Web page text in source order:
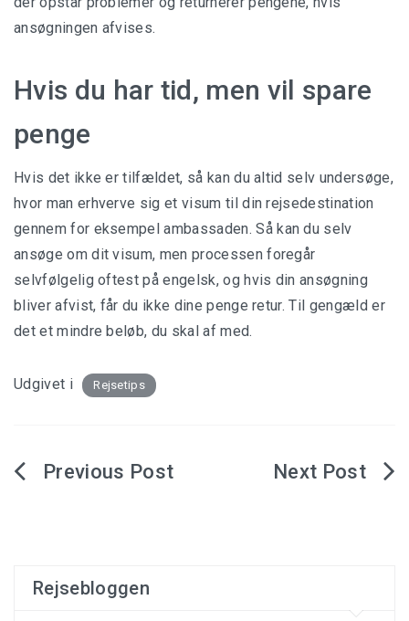
ansøgningen afvises.
Hvis du har tid, men vil spare
penge
Hvis det ikke er tilfældet, så kan du altid selv undersøge,
hvor man erhverve sig et visum til din rejsedestination
gennem for eksempel ambassaden. Så kan du selv
ansøge om dit visum, men processen foregår
selvfølgelig oftest på engelsk, og hvis din ansøgning
bliver afvist, får du ikke dine penge retur. Til gengæld er
det et mindre beløb, du skal af med.
Udgivet i Rejsetips
Indlægsnavigation
Rejsebloggen